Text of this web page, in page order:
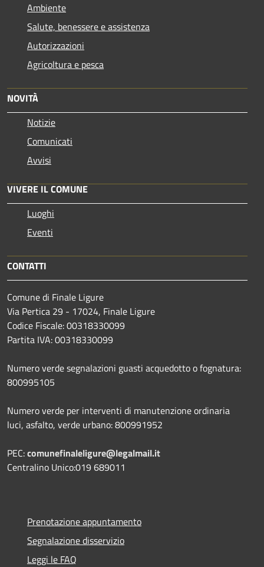
Ambiente
Salute, benessere e assistenza
Autorizzazioni
Agricoltura e pesca
NOVITÀ
Notizie
Comunicati
Avvisi
VIVERE IL COMUNE
Luoghi
Eventi
CONTATTI
Comune di Finale Ligure
Via Pertica 29 - 17024, Finale Ligure
Codice Fiscale: 00318330099
Partita IVA: 00318330099
Numero verde segnalazioni guasti acquedotto o fognatura:
800995105
Numero verde per interventi di manutenzione ordinaria
luci, asfalto, verde urbano: 800991952
PEC:comunefinaleligure@legalmail.it
Centralino Unico:019 689011
Prenotazione appuntamento
Segnalazione disservizio
Leggi le FAQ